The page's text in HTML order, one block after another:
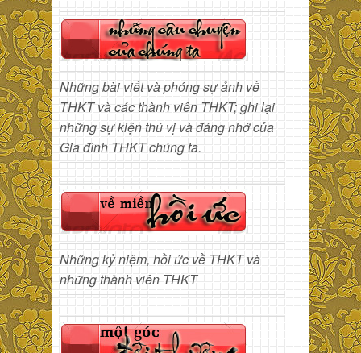
Những bài viết và phóng sự ảnh về
THKT và các thành viên THKT; ghi lại
những sự kiện thú vị và đáng nhớ của
Gia đình THKT chúng ta.
Những kỷ niệm, hồi ức về THKT và
những thành viên THKT